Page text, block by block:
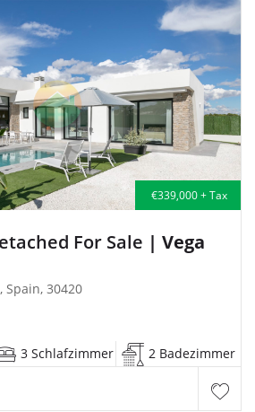
€339,000 + Tax
For Sale | Vega
Spain, 30420
3 Schlafzimmer 2 Badezimmer